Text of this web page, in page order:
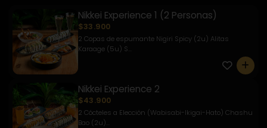
Nikkei Experience 1 (2 Personas)
$33.900
2 Copas de espumante Nigiri Spicy (2u) Alitas
Karaage (5u) S...
0
Nikkei Experience 2
$43.900
2 Cócteles a Elección (Wabisabi-Ikigai-Hato) Chashu
Bao (2u)...